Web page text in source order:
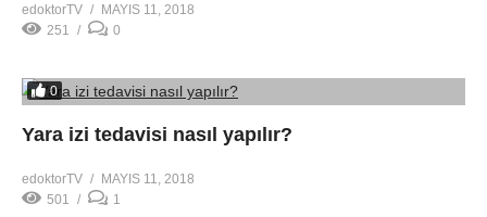
edoktorTV
MAYIS 11, 2018
251
0
0
Yara izi tedavisi nasıl yapılır?
edoktorTV
MAYIS 11, 2018
501
1